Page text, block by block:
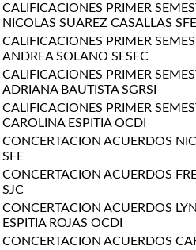
CALIFICACIONES PRIMER
NICOLAS SUAREZ CASALLAS SFE
CALIFICACIONES PRIMER
ANDREA SOLANO SESEC
CALIFICACIONES PRIMER
ADRIANA BAUTISTA SGRSI
CALIFICACIONES PRIMER
CAROLINA ESPITIA OCDI
CONCERTACION ACUERDOS
SFE
CONCERTACION ACUERDOS
SJC
CONCERTACION ACUERDOS
ESPITIA ROJAS OCDI
CONCERTACION ACUERDOS